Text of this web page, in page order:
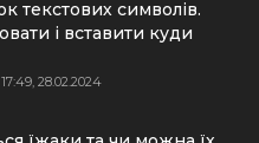
текстових символів.
і вставити куди
17:49, 28.02.2024